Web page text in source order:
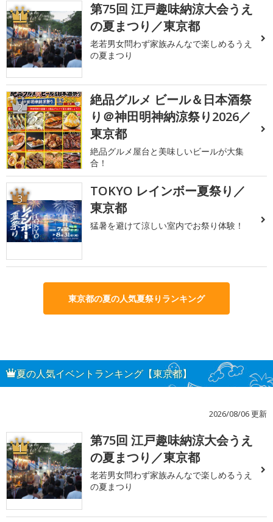
1
第75回 江戸趣味納涼大会うえ
の夏まつり／東京都
老若男女問わず家族みんなで楽しめるうえ
の夏まつり
2
絶品グルメ ビール＆日本酒祭
り＠神田明神納涼祭り2026／
東京都
絶品グルメ屋台と美味しいビールが大集
合！
3
TOKYO レインボー夏祭り／
東京都
猛暑を避けて涼しい室内でお祭り体験！
東京都の夏の人気夏祭りランキング
夏の人気イベントランキング【東京都】
2026/08/06 更新
1
第75回 江戸趣味納涼大会うえ
の夏まつり／東京都
老若男女問わず家族みんなで楽しめるうえ
の夏まつり